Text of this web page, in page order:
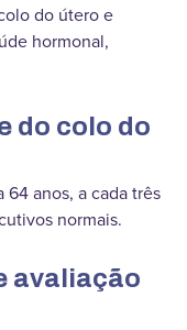
do útero e
hormonal,
do colo do
anos, a cada três
normais.
avaliação